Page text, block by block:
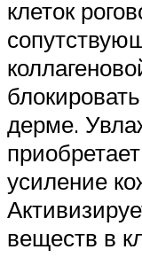
клеток
дерме.
усиление
веществ в